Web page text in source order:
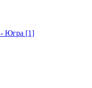
Югра [1]